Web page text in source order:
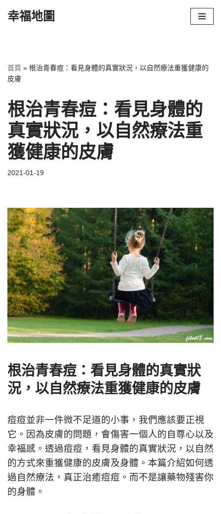
幸福地圖
首頁 » 根治青春痘：看見身體的真實狀況，以自然療法重獲健康的
皮膚
根治青春痘：看見身體的
真實狀況，以自然療法重
獲健康的皮膚
2021-01-19
根治青春痘：看見身體的真實狀
況，以自然療法重獲健康的皮膚
痘痘並非一件微不足道的小事，我們應該要正視
它。因為皮膚的問題，會傷害一個人的自尊心以及
幸福感。透過痘痘，看見身體的真實狀況，以自然
的方式來重獲健康的皮膚及身體。本篇介紹如何透
過自然療法，真正治癒痘痘。而不是讓藥物殘害你
的身體。